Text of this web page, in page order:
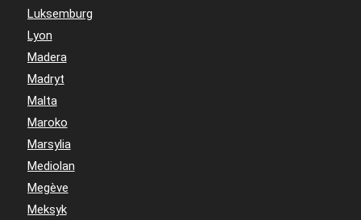
Luksemburg
Lyon
Madera
Madryt
Malta
Maroko
Marsylia
Mediolan
Megève
Meksyk